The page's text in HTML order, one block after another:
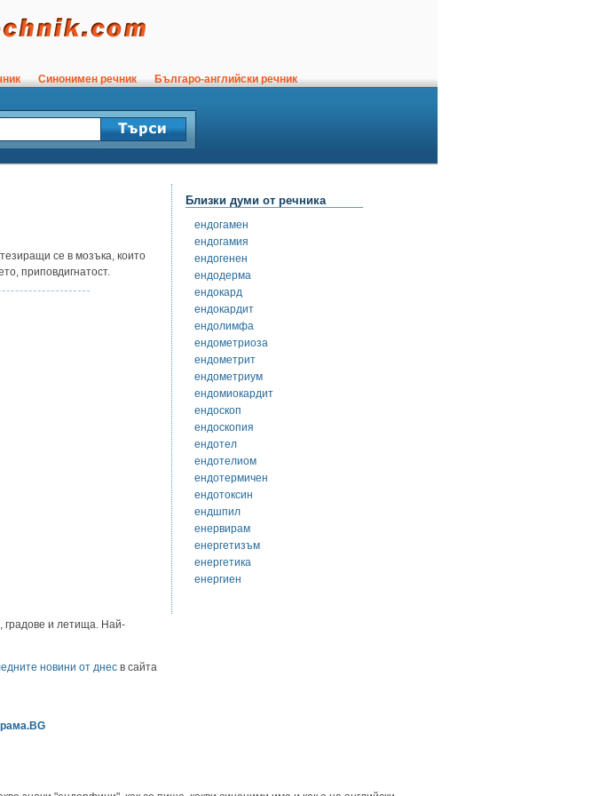
Синонимен речник Българо-английски речник
се в мозъка, които
приповдигнатост.
и летища. Най-
новини от днес в сайта
Близки думи от речника
ендогамен
ендогамия
ендогенен
ендодерма
ендокард
ендокардит
ендолимфа
ендометриоза
ендометрит
ендометриум
ендомиокардит
ендоскоп
ендоскопия
ендотел
ендотелиом
ендотермичен
ендотоксин
ендшпил
енервирам
енергетизъм
енергетика
енергиен